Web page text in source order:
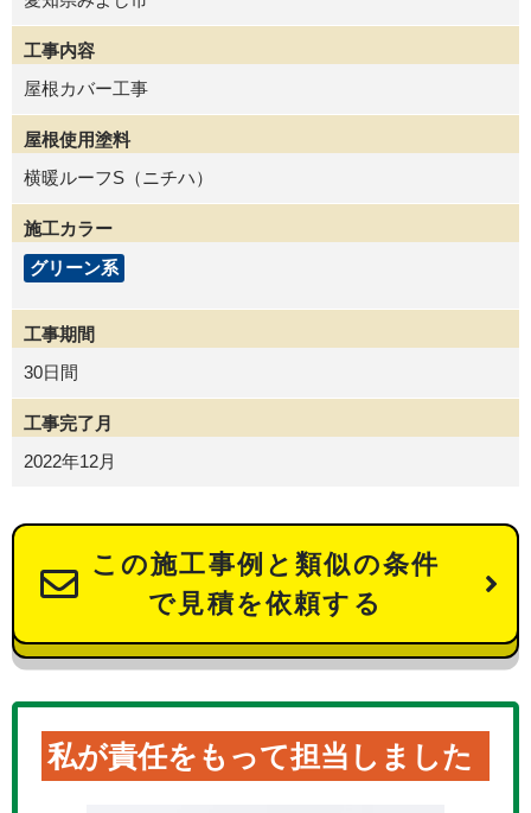
工事内容
屋根カバー工事
屋根使用塗料
横暖ルーフS（ニチハ）
施工カラー
グリーン系
工事期間
30日間
工事完了月
2022年12月
この施工事例と類似の条件
で見積を依頼する
私が責任をもって担当しました